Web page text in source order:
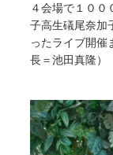
４会場で１０
子高生礒尾奈加
ったライブ開催
長＝池田真隆）